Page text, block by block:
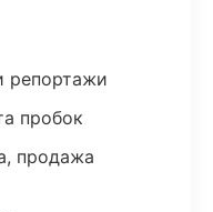
репортажи
пробок
продажа